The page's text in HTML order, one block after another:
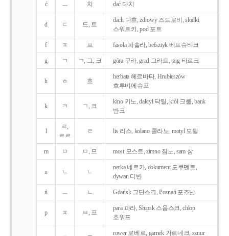
ć ㅡ 치 dać 다치
d ㄷ 드, 트
dach 다흐, zdrowy 즈드로비, słodki
스워트키, pod 포트
f ㅍ 프 fasola 파솔라, befsztyk 베프슈티크
g ㄱ ㄱ, 그, 크 góra 구라, grad 그라트, targ 타르크
h ㅎ 흐
herbata 헤르바타, Hrubieszów
흐루비에슈프
k ㅋ ㄱ, 크
kino 키노, daktyl 닥틸, król 크룰, bank
반크
l
ㄹ,
ㄹㄹ
ㄹ lis 리스, kolano 콜라노, motyl 모틸
m ㅁ ㅁ, 므 most 모스트, zimno 짐노, sam 삼
n ㄴ ㄴ
nerka 네르카, dokument 도쿠멘트,
dywan 디반
ń ㅡ ㄴ Gdańsk 그단스크, Poznań 포즈난
p ㅍ ㅂ, 프
para 파라, Słupsk 스웁스크, chłop
흐워프
rower 로베르, garnek 가르네크, sznur